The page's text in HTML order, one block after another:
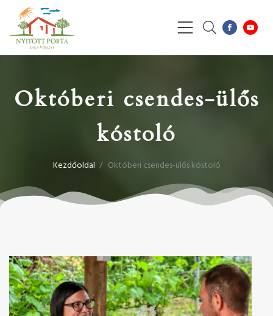
Októberi csendes-ülős
kóstoló
Kezdőoldal / Októberi csendes-ülős kóstoló